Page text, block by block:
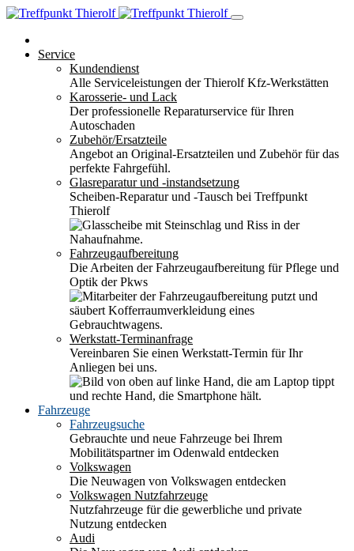
Service
Kundendienst
Alle Serviceleistungen der Thierolf Kfz-Werkstätten
Karosserie- und Lack
Der professionelle Reparaturservice für Ihren
Autoschaden
Zubehör/Ersatzteile
Angebot an Original-Ersatzteilen und Zubehör für das
perfekte Fahrgefühl.
Glasreparatur und -instandsetzung
Scheiben-Reparatur und -Tausch bei Treffpunkt
Thierolf
Fahrzeugaufbereitung
Die Arbeiten der Fahrzeugaufbereitung für Pflege und
Optik der Pkws
Werkstatt-Terminanfrage
Vereinbaren Sie einen Werkstatt-Termin für Ihr
Anliegen bei uns.
Fahrzeuge
Fahrzeugsuche
Gebrauchte und neue Fahrzeuge bei Ihrem
Mobilitätspartner im Odenwald entdecken
Volkswagen
Die Neuwagen von Volkswagen entdecken
Volkswagen Nutzfahrzeuge
Nutzfahrzeuge für die gewerbliche und private
Nutzung entdecken
Audi